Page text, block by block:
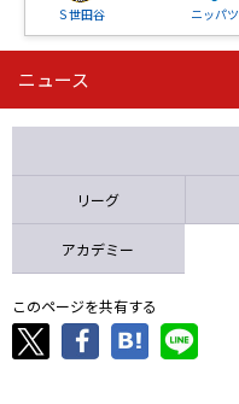
Ｓ世田谷 ニッパツ
第16節 09/05 (土) 15:00
ニッパツ
ニュース
リーグ
アカデミー
このページを共有する